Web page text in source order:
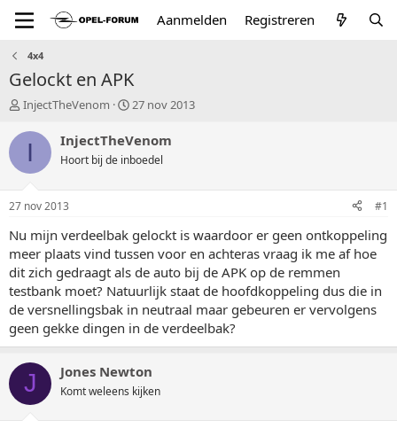
Aanmelden Registreren
4x4
Gelockt en APK
T
p
a
r
e
r
InjectTheVenom
S
a
t
u
m
27 nov 2013
I InjectTheVenom
Hoort bij de inboedel
27 nov 2013 #1
Nu mijn verdeelbak gelockt is waardoor er geen ontkoppeling
meer plaats vind tussen voor en achteras vraag ik me af hoe
dit zich gedraagt als de auto bij de APK op de remmen
testbank moet? Natuurlijk staat de hoofdkoppeling dus die in
de versnellingsbak in neutraal maar gebeuren er vervolgens
geen gekke dingen in de verdeelbak?
J Jones Newton
Komt weleens kijken